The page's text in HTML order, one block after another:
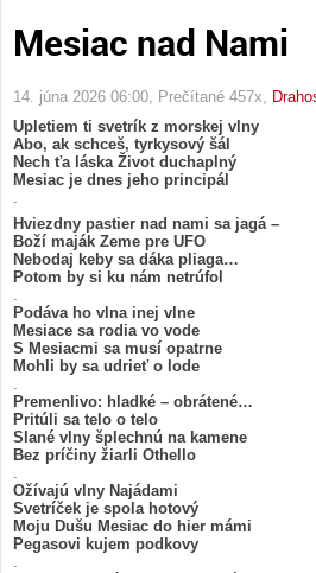
Mesiac nad Nami
14. júna 2026 06:00 , Prečítané 457x,
Upletiem ti svetrík z morskej vlny
Abo, ak schceš, tyrkysový šál
Nech ťa láska Život duchaplný
Mesiac je dnes jeho principál
Hviezdny pastier nad nami sa jagá –
Boží maják Zeme pre UFO
Nebodaj keby sa dáka pliaga…
Potom by si ku nám netrúfol
Podáva ho vlna inej vlne
Mesiace sa rodia vo vode
S Mesiacmi sa musí opatrne
Mohli by sa udrieť o lode
Premenlivo: hladké – obrátené…
Pritúli sa telo o telo
Slané vlny šplechnú na kamene
Bez príčiny žiarli Othello
Ožívajú vlny Najádami
Svetríček je spola hotový
Moju Dušu Mesiac do hier mámi
Pegasovi kujem podkovy